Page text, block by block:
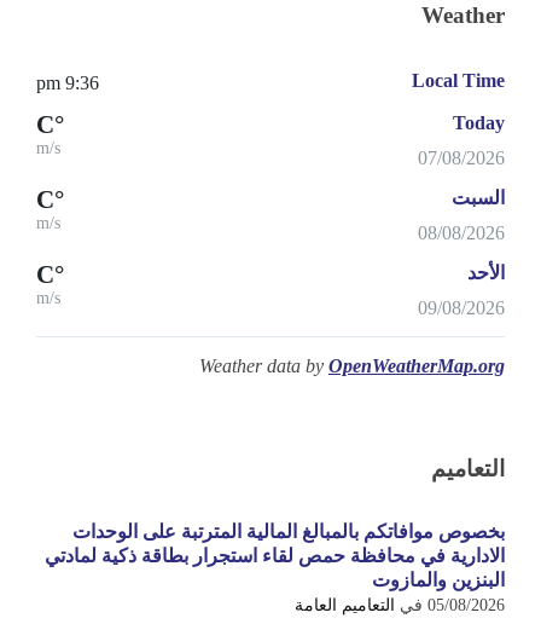
Weather
Local Time
9:36 pm
Today
07/08/2026
°C
m/s
السبت
08/08/2026
°C
m/s
الأحد
09/08/2026
°C
m/s
Weather data by OpenWeatherMap.org
التعاميم
بخصوص موافاتكم بالمبالغ المالية المترتبة على الوحدات
الادارية في محافظة حمص لقاء استجرار بطاقة ذكية لمادتي
البنزين والمازوت
05/08/2026 في التعاميم العامة